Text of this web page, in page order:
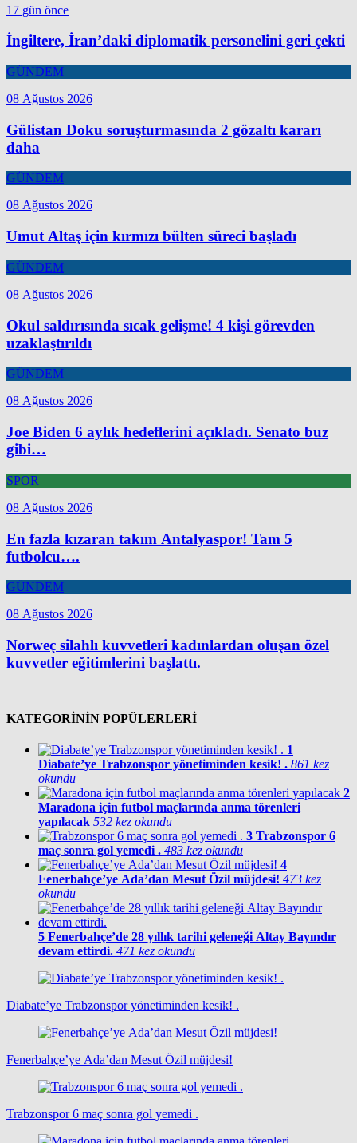
17 gün önce
İngiltere, İran’daki diplomatik personelini geri çekti
GÜNDEM
08 Ağustos 2026
Gülistan Doku soruşturmasında 2 gözaltı kararı
daha
GÜNDEM
08 Ağustos 2026
Umut Altaş için kırmızı bülten süreci başladı
GÜNDEM
08 Ağustos 2026
Okul saldırısında sıcak gelişme! 4 kişi görevden
uzaklaştırıldı
GÜNDEM
08 Ağustos 2026
Joe Biden 6 aylık hedeflerini açıkladı. Senato buz
gibi…
SPOR
08 Ağustos 2026
En fazla kızaran takım Antalyaspor! Tam 5
futbolcu….
GÜNDEM
08 Ağustos 2026
Norweç silahlı kuvvetleri kadınlardan oluşan özel
kuvvetler eğitimlerini başlattı.
KATEGORİNİN POPÜLERLERİ
1
Diabate’ye Trabzonspor yönetiminden kesik! . 861 kez
okundu
2
Maradona için futbol maçlarında anma törenleri
yapılacak 532 kez okundu
3 Trabzonspor 6
maç sonra gol yemedi . 483 kez okundu
4
Fenerbahçe’ye Ada’dan Mesut Özil müjdesi! 473 kez
okundu
5 Fenerbahçe’de 28 yıllık tarihi geleneği Altay Bayındır
devam ettirdi. 471 kez okundu
Diabate’ye Trabzonspor yönetiminden kesik! .
Fenerbahçe’ye Ada’dan Mesut Özil müjdesi!
Trabzonspor 6 maç sonra gol yemedi .